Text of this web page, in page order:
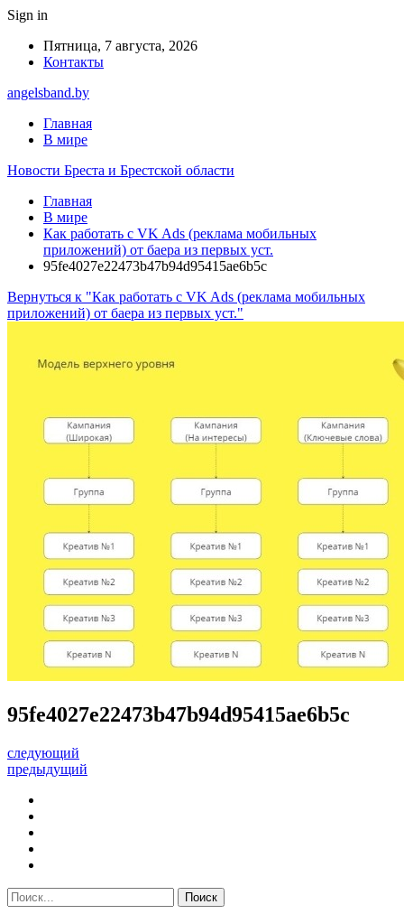
Sign in
Пятница, 7 августа, 2026
Контакты
angelsband.by
Главная
В мире
Новости Бреста и Брестской области
Главная
В мире
Как работать с VK Ads (реклама мобильных
приложений) от баера из первых уст.
95fe4027e22473b47b94d95415ae6b5c
Вернуться к "Как работать с VK Ads (реклама мобильных
приложений) от баера из первых уст."
95fe4027e22473b47b94d95415ae6b5c
следующий
предыдущий